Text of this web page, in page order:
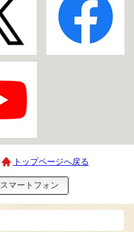
トップページへ戻る
スマートフォン